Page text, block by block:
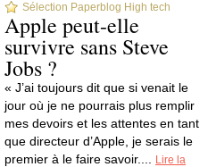
Sélection Paperblog High tech
Apple peut-elle
survivre sans Steve
Jobs ?
« J’ai toujours dit que si venait le
jour où je ne pourrais plus remplir
mes devoirs et les attentes en tant
que directeur d’Apple, je serais le
premier à le faire savoir....
Lire la